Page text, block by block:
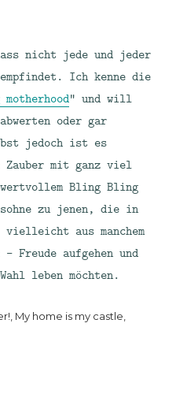
nicht jede und jeder
Ich kenne die
“ und will
oder gar
jedoch ist es
mit ganz viel
Bling Bling
zu jenen, die in
aus manchem
Freude aufgehen und
leben möchten.
My home is my castle